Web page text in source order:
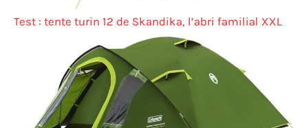
Test : tente turin 12 de Skandika, l’abri familial XXL